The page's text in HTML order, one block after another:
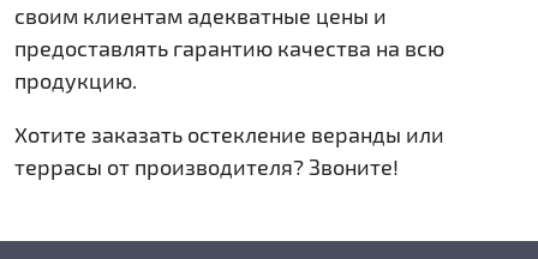
своим клиентам адекватные цены и
предоставлять гарантию качества на всю
продукцию.
Хотите заказать остекление веранды или
террасы от производителя? Звоните!